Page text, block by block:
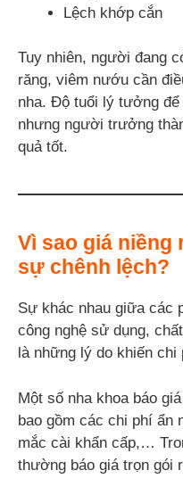
Lệch khớp cắn
Tuy nhiên, người đang
răng, viêm nướu cần
nha. Độ tuổi lý tưởng
nhưng người trưởng
quả tốt.
Vì sao giá niềng
sự chênh lệch?
Sự khác nhau giữa các
công nghệ sử dụng,
là những lý do khiến chi
Một số nha khoa báo
bao gồm các chi phí ẩn
mắc cài khẩn cấp,…
thường báo giá trọn gói